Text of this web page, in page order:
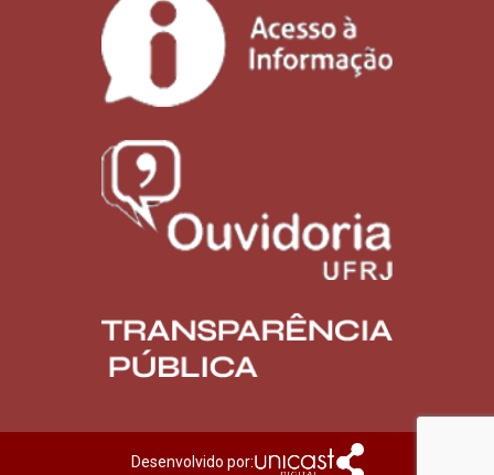
Desenvolvido por: